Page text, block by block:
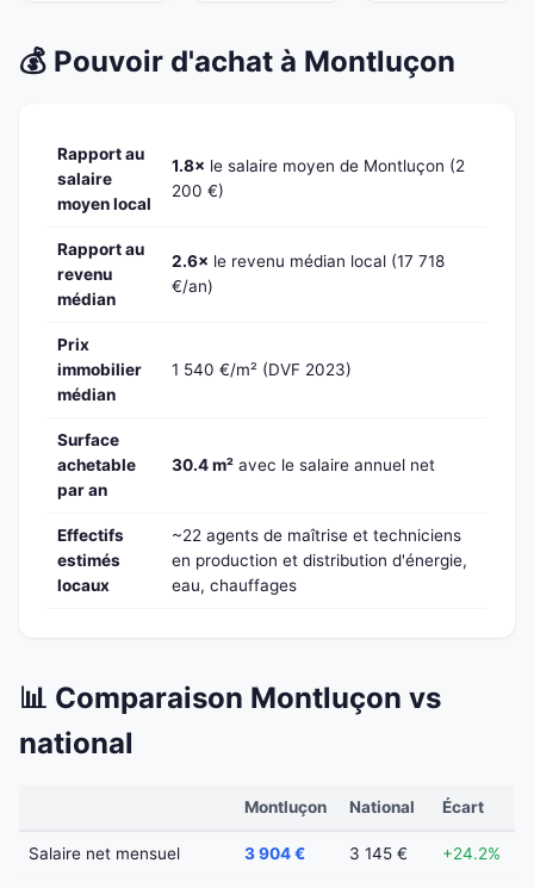
💰 Pouvoir d'achat à Montluçon
Rapport au
salaire
moyen local
1.8× le salaire moyen de Montluçon (2
200 €)
Rapport au
revenu
médian
2.6× le revenu médian local (17 718
€/an)
Prix
immobilier
médian
1 540 €/m² (DVF 2023)
Surface
achetable
par an
30.4 m² avec le salaire annuel net
Effectifs
estimés
locaux
~22 agents de maîtrise et techniciens
en production et distribution d'énergie,
eau, chauffages
📊 Comparaison Montluçon vs
national
Montluçon National Écart
Salaire net mensuel 3 904 € 3 145 € +24.2%